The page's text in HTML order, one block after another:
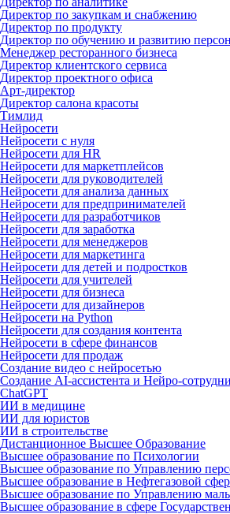
Директор по закупкам и снабжению
Директор по продукту
Директор по обучению и развитию
Менеджер ресторанного бизнеса
Директор клиентского сервиса
Директор проектного офиса
Арт-директор
Директор салона красоты
Тимлид
Нейросети
Нейросети с нуля
Нейросети для HR
Нейросети для маркетплейсов
Нейросети для руководителей
Нейросети для анализа данных
Нейросети для предпринимателей
Нейросети для разработчиков
Нейросети для заработка
Нейросети для менеджеров
Нейросети для маркетинга
Нейросети для детей и подростков
Нейросети для учителей
Нейросети для бизнеса
Нейросети для дизайнеров
Нейросети на Python
Нейросети для создания контента
Нейросети в сфере финансов
Нейросети для продаж
Создание видео с нейросетью
Создание AI-ассистента и Нейро-
ChatGPT
ИИ в медицине
ИИ для юристов
ИИ в строительстве
Дистанционное Высшее Образование
Высшее образование по Психологии
Высшее образование по Управлению
Высшее образование в Нефтегазовой
Высшее образование по Управлению
Высшее образование в сфере